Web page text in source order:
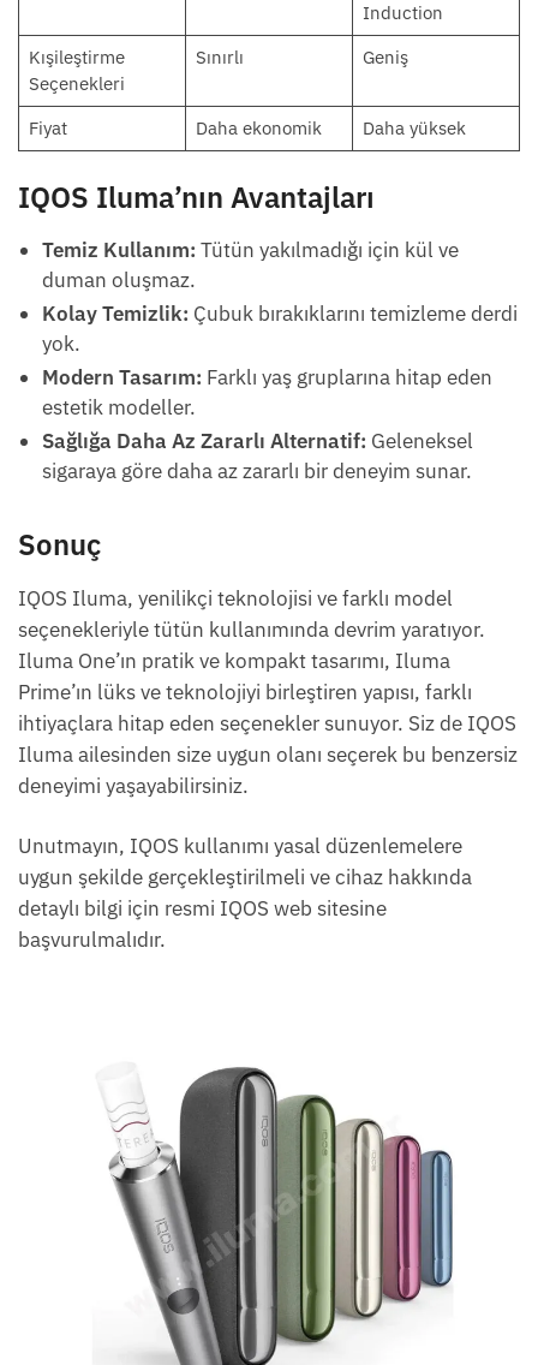
Induction
Kışileştirme
Seçenekleri
Sınırlı Geniş
Fiyat Daha ekonomik Daha yüksek
IQOS Iluma’nın Avantajları
Temiz Kullanım: Tütün yakılmadığı için kül ve
duman oluşmaz.
Kolay Temizlik: Çubuk bırakıklarını temizleme derdi
yok.
Modern Tasarım: Farklı yaş gruplarına hitap eden
estetik modeller.
Sağlığa Daha Az Zararlı Alternatif: Geleneksel
sigaraya göre daha az zararlı bir deneyim sunar.
Sonuç
IQOS Iluma, yenilikçi teknolojisi ve farklı model
seçenekleriyle tütün kullanımında devrim yaratıyor.
Iluma One’ın pratik ve kompakt tasarımı, Iluma
Prime’ın lüks ve teknolojiyi birleştiren yapısı, farklı
ihtiyaçlara hitap eden seçenekler sunuyor. Siz de IQOS
Iluma ailesinden size uygun olanı seçerek bu benzersiz
deneyimi yaşayabilirsiniz.
Unutmayın, IQOS kullanımı yasal düzenlemelere
uygun şekilde gerçekleştirilmeli ve cihaz hakkında
detaylı bilgi için resmi IQOS web sitesine
başvurulmalıdır.